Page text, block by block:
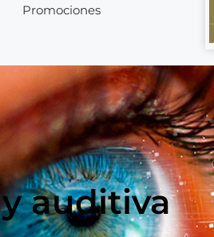
Promociones
auditiva